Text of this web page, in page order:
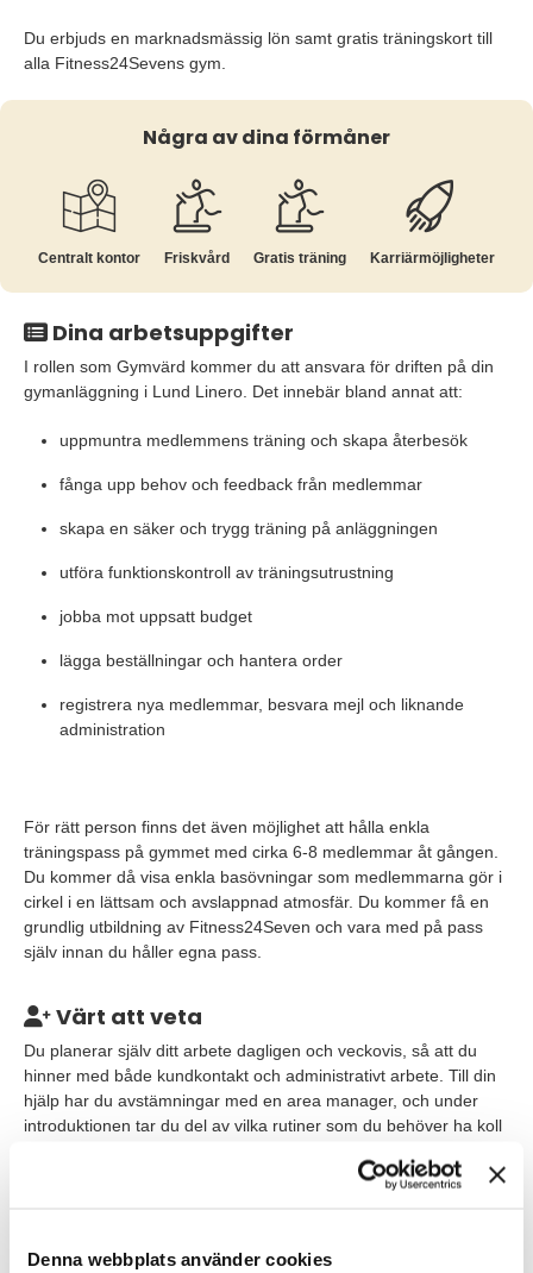
Denna webbplats använder cookies
Du erbjuds en marknadsmässig lön samt gratis träningskort till
alla Fitness24Sevens gym.
Några av dina förmåner
Centralt kontor Friskvård Gratis träning Karriär­möjligheter
Dina arbetsuppgifter
I rollen som Gymvärd kommer du att ansvara för driften på din
gymanläggning i Lund Linero. Det innebär bland annat att:
uppmuntra medlemmens träning och skapa återbesök
fånga upp behov och feedback från medlemmar
skapa en säker och trygg träning på anläggningen
utföra funktionskontroll av träningsutrustning
jobba mot uppsatt budget
lägga beställningar och hantera order
registrera nya medlemmar, besvara mejl och liknande
administration
För rätt person finns det även möjlighet att hålla enkla
träningspass på gymmet med cirka 6-8 medlemmar åt gången.
Du kommer då visa enkla basövningar som medlemmarna gör i
cirkel i en lättsam och avslappnad atmosfär. Du kommer få en
grundlig utbildning av Fitness24Seven och vara med på pass
själv innan du håller egna pass.
Värt att veta
Du planerar själv ditt arbete dagligen och veckovis, så att du
hinner med både kundkontakt och administrativt arbete. Till din
hjälp har du avstämningar med en area manager, och under
introduktionen tar du del av vilka rutiner som du behöver ha koll
arbetstider måndag till torsdag kl. 15:45 - 20:15. Tänkt start är